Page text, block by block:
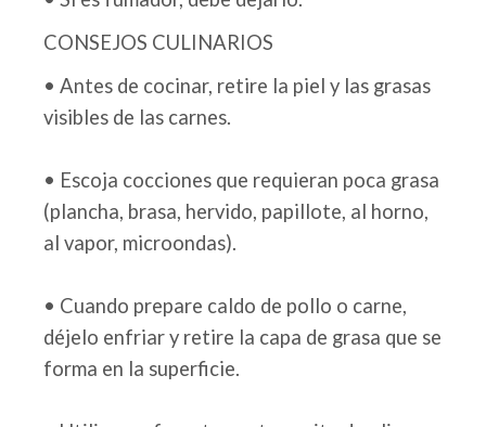
CONSEJOS CULINARIOS
• Antes de cocinar, retire la piel y las grasas
visibles de las carnes.
• Escoja cocciones que requieran poca grasa
(plancha, brasa, hervido, papillote, al horno,
al vapor, microondas).
• Cuando prepare caldo de pollo o carne,
déjelo enfriar y retire la capa de grasa que se
forma en la superficie.